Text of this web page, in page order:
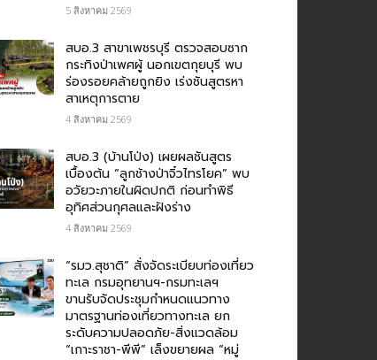
5 สิงหาคม 2569
สบอ.3 สาขาเพชรบุรี ตรวจสอบซาก
กระทิงป่าเพศผู้ นอกเขตกุยบุรี พบ
ร่องรอยคล้ายถูกยิง เร่งชันสูตรหา
สาเหตุการตาย
4 สิงหาคม 2569
สบอ.3 (บ้านโป่ง) เผยผลชันสูตร
เบื้องต้น “ลูกช้างป่าจิ๋วไทรโยค” พบ
อวัยวะภายในผิดปกติ ก่อนทำพิธี
อุทิศส่วนกุศลและฝังร่าง
4 สิงหาคม 2569
“รมว.สุชาติ” สั่งจัดระเบียบท่องเที่ยว
ทะเล กรมอุทยานฯ-กรมทะเลฯ
ขานรับจัดประชุมกำหนดแนวทาง
มาตรฐานท่องเที่ยวทางทะเล ยก
ระดับความปลอดภัย-สิ่งแวดล้อม
“เกาะราชา-พีพี” เล็งขยายผล “หมู่